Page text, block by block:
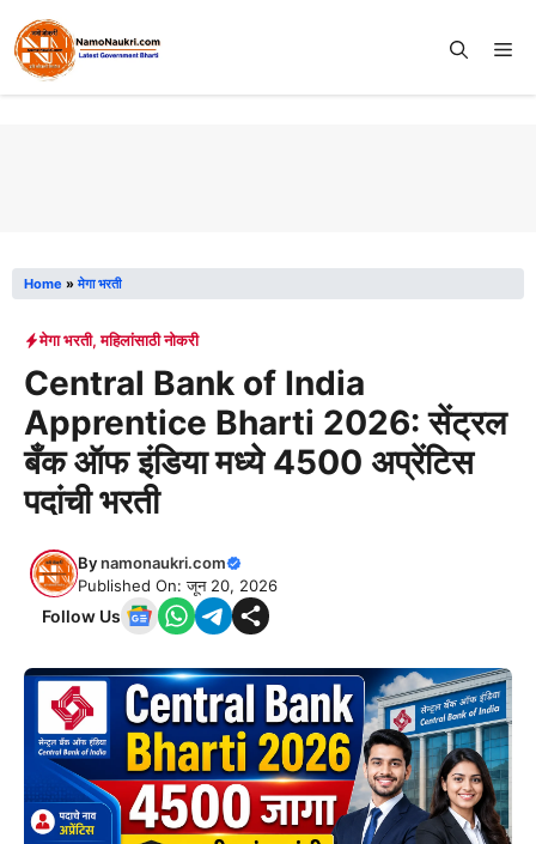
content
Home »मेगा भरती
मेगा भरती,महिलांसाठी नोकरी
Central Bank of India
Apprentice Bharti 2026: सेंट्रल
बँक ऑफ इंडिया मध्ये 4500 अप्रेंटिस
पदांची भरती
Bynamonaukri.com
Published On: जून 20, 2026
Follow Us